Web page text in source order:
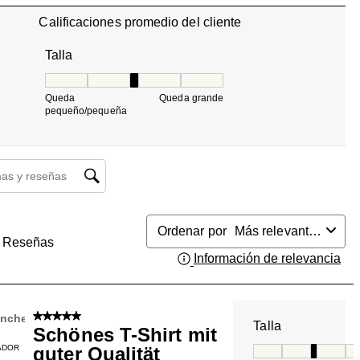
Calificaciones promedio del cliente
Talla
Queda
pequeño/pequeña
Queda grande
de temas y reseñas
Reseñas
Ordenar por
Más relevantes
Información de relevancia
5 de 5 estrellas.
Schönes T-Shirt mit
guter Qualität
Talla